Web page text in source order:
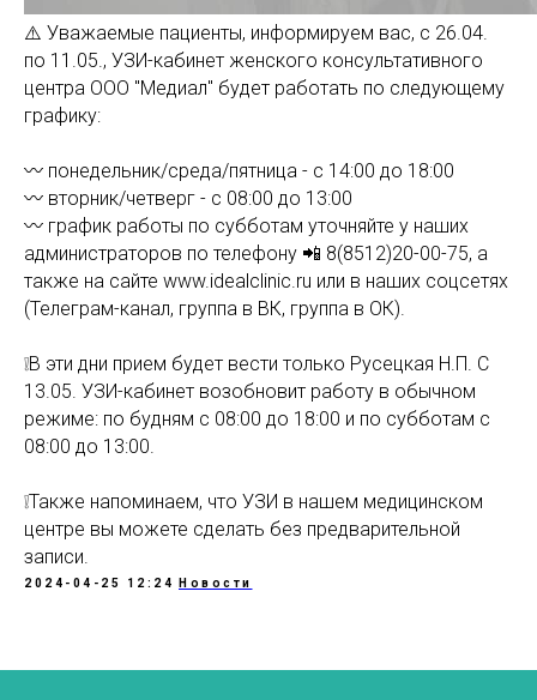
⚠️ Уважаемые пациенты, информируем вас, с 26.04.
по 11.05., УЗИ-кабинет женского консультативного
центра ООО "Медиал" будет работать по следующему
графику:
〰️ понедельник/среда/пятница - с 14:00 до 18:00
〰️ вторник/четверг - с 08:00 до 13:00
〰️ график работы по субботам уточняйте у наших
администраторов по телефону 📲 8(8512)20-00-75, а
также на сайте www.idealclinic.ru или в наших соцсетях
(Телеграм-канал, группа в ВК, группа в ОК).
❕В эти дни прием будет вести только Русецкая Н.П. С
13.05. УЗИ-кабинет возобновит работу в обычном
режиме: по будням с 08:00 до 18:00 и по субботам с
08:00 до 13:00.
❕Также напоминаем, что УЗИ в нашем медицинском
центре вы можете сделать без предварительной
записи.
2024-04-25 12:24 Новости